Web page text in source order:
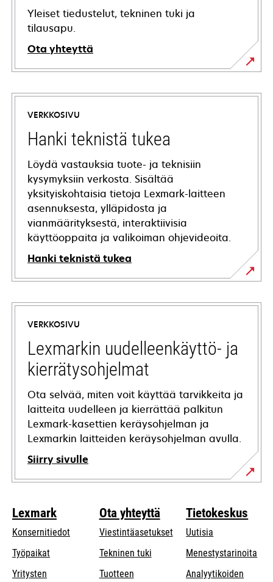
Yleiset tiedustelut, tekninen tuki ja
tilausapu.
Ota yhteyttä
VERKKOSIVU
Hanki teknistä tukea
Löydä vastauksia tuote- ja teknisiin
kysymyksiin verkosta. Sisältää
yksityiskohtaisia tietoja Lexmark-laitteen
asennuksesta, ylläpidosta ja
vianmäärityksestä, interaktiivisia
käyttöoppaita ja valikoiman ohjevideoita.
Hanki teknistä tukea
opens
in
new
tab
VERKKOSIVU
Lexmarkin uudelleenkäyttö- ja
kierrätysohjelmat
Ota selvää, miten voit käyttää tarvikkeita ja
laitteita uudelleen ja kierrättää palkitun
Lexmark-kasettien keräysohjelman ja
Lexmarkin laitteiden keräysohjelman avulla.
Siirry sivulle
Lexmark
Konsernitiedot
Työpaikat
Yritysten
Ota yhteyttä
Viestintäasetukset
Tekninen tukiopens
Tuotteen
Tietokeskus
Uutisia
Menestystarinoita
Analyytikoiden